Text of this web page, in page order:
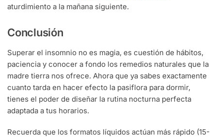
aturdimiento a la mañana siguiente.
Conclusión
Superar el insomnio no es magia, es cuestión de hábitos,
paciencia y conocer a fondo los remedios naturales que la
madre tierra nos ofrece. Ahora que ya sabes exactamente
cuanto tarda en hacer efecto la pasiflora para dormir,
tienes el poder de diseñar la rutina nocturna perfecta
adaptada a tus horarios.
Recuerda que los formatos líquidos actúan más rápido (15-